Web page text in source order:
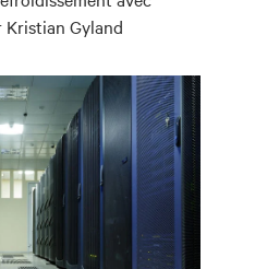
Kristian Gyland